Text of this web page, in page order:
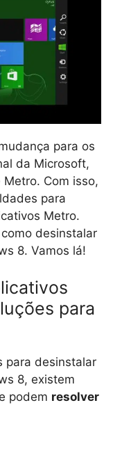
para os
da Microsoft,
Com isso,
para
Metro.
desinstalar
8. Vamos lá!
para
para desinstalar
8, existem
podem resolver